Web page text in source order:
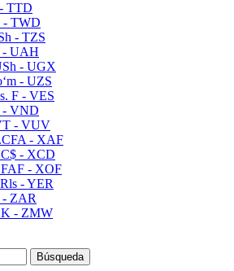
- TTD
- TWD
- TZS
- UAH
- UGX
- UZS
F - VES
- VND
- VUV
- XAF
- XCD
- XOF
- YER
- ZAR
- ZMW
Búsqueda